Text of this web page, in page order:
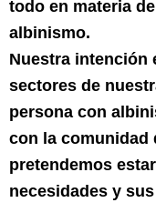
todo en materia
albinismo.
Nuestra intención
sectores de
persona con
con la comunidad
pretendemos
necesidades y